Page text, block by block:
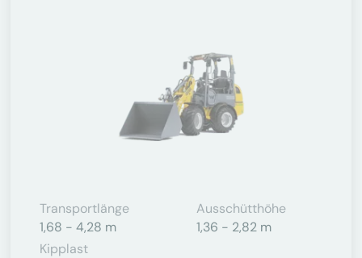
Transportlänge
1,68 - 4,28 m
Ausschütthöhe
1,36 - 2,82 m
Kipplast